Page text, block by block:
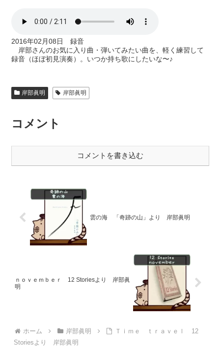
2016年02月08日 録音
岸部さんのお気に入り曲・弾いてみたい曲を、軽く練習して
録音（ほぼ初見演奏）。いつか持ち歌にしたいな〜♪
岸部眞明 岸部眞明
コメント
コメントを書き込む
雲の海 「奇跡の山」より 岸部眞明
ｎｏｖｅｍｂｅｒ 12 Storiesより 岸部眞
明
ホーム 岸部眞明
Ｔｉｍｅ ｔｒａｖｅｌ 12
Storiesより 岸部眞明